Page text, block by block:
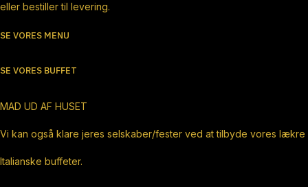
eller bestiller til levering.
SE VORES MENU
SE VORES BUFFET
MAD UD AF HUSET
Vi kan også klare jeres selskaber/fester ved at tilbyde vores lækre
Italianske buffeter.